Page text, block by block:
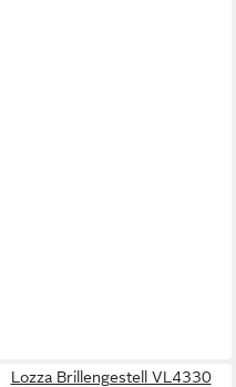
Lozza Brillengestell VL4330